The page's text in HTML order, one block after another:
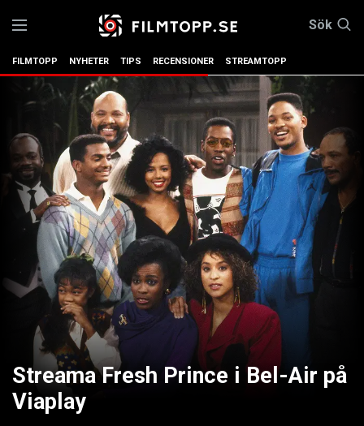
Sök
FILMTOPP NYHETER TIPS RECENSIONER STREAMTOPP
Streama Fresh Prince i Bel-Air på
Viaplay